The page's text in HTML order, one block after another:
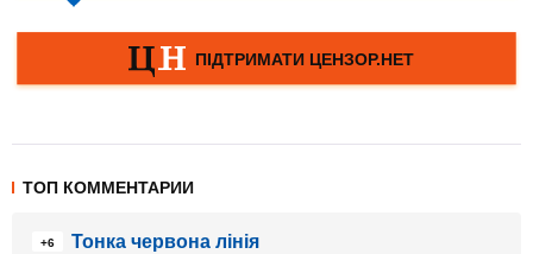
ТОП КОММЕНТАРИИ
+6
Тонка червона лінія